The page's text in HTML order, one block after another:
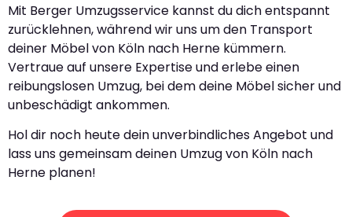
Mit Berger Umzugsservice kannst du dich entspannt
zurücklehnen, während wir uns um den Transport
deiner Möbel von Köln nach Herne kümmern.
Vertraue auf unsere Expertise und erlebe einen
reibungslosen Umzug, bei dem deine Möbel sicher und
unbeschädigt ankommen.
Hol dir noch heute dein unverbindliches Angebot und
lass uns gemeinsam deinen Umzug von Köln nach
Herne planen!